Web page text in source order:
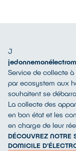
J
Service de collecte
par ecosystem aux
souhaitent se
La collecte des
en bon état et les
en charge de leur
DÉCOUVREZ NOTRE
DOMICILE